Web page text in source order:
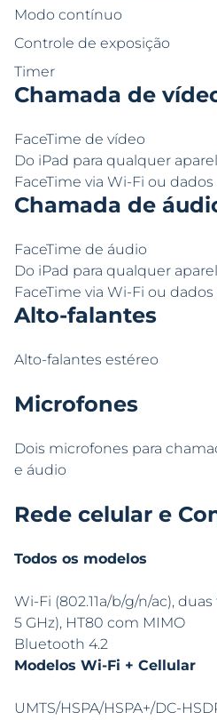
Modo contínuo
Controle de exposição
Timer
Chamada de
FaceTime de vídeo
Do iPad para qualquer
FaceTime via Wi-Fi ou
Chamada de
FaceTime de áudio
Do iPad para qualquer
FaceTime via Wi-Fi ou
Alto-falantes
Alto-falantes estéreo
Microfones
Dois microfones para
e áudio
Rede celular e
Todos os modelos
Wi-Fi (802.11a/b/g/n/ac),
5 GHz), HT80 com MIMO
Bluetooth 4.2
Modelos Wi-Fi + Cellular
UMTS/HSPA/HSPA+/DC-